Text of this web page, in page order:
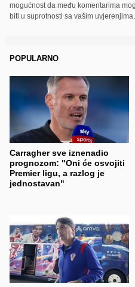
mogućnost da među komentarima
biti u suprotnosti sa vašim uvjerenjima.
POPULARNO
Carragher sve iznenadio
prognozom: "Oni će osvojiti
Premier ligu, a razlog je
jednostavan"